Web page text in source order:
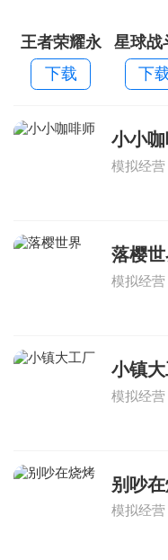
王者荣耀永
不升级老版
本
下载
星球战
旋转
下
小小
模拟经营
落樱
模拟经营
小镇
模拟经营
别吵
模拟经营